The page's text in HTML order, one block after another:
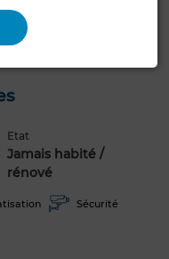
proche des
Etat
Jamais habité /
rénové
Sécurité